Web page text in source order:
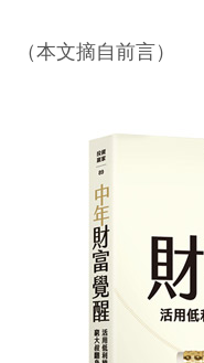
（本文摘自前言）